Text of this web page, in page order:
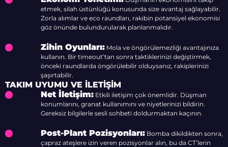
etmek, silah üstünlüğü konusunda size avantaj sağlayabilir.
Zorla alımlar ve eco raundları, rakibin potansiyel ekonomisi
göz önünde bulundurularak planlanmalıdır.
Zihin Oyunları: Mola ve öngörülemezliği avantajınıza
kullanın. Bir timeout’tan sonra taktiklerinizi değiştirmek,
önceki raundlarda öngörülebilir olduysanız, rakiplerinizi
şaşırtabilir.
TAKIM UYUMU VE İLETIŞIM
Net İletişim: Etkili iletişim çok önemlidir. Düşman
konumlarını, granat kullanımını ve niyetlerinizi bildirin.
Gereksiz bilgilerle sesli sohbeti doldurmaktan kaçının.
Post-Plant Pozisyonları: Bomba dikildikten sonra,
çapraz ateşlere izin veren pozisyonlar alın, bu da CT’lerin